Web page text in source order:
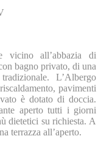
vicino all’abbazia di
bagno privato, di una
L’Albergo
pavimenti
è dotato di doccia.
aperto tutti i giorni
dietetici su richiesta. A
terrazza all’aperto.